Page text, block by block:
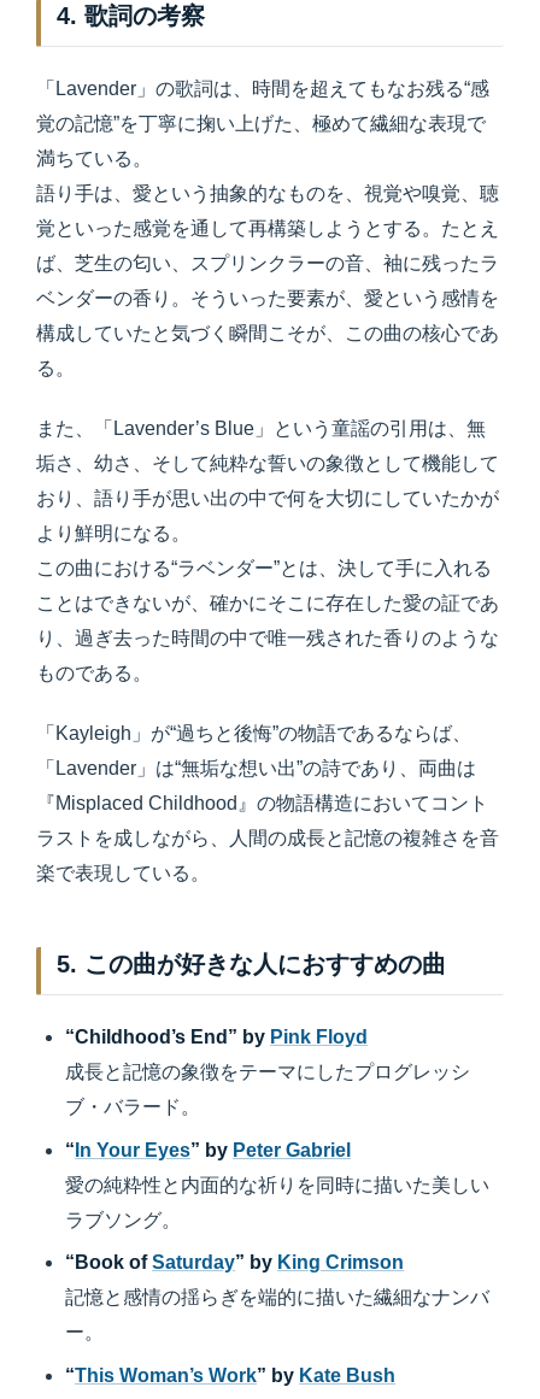
4. 歌詞の考察
「Lavender」の歌詞は、時間を超えてもなお残る“感
覚の記憶”を丁寧に掬い上げた、極めて繊細な表現で
満ちている。
語り手は、愛という抽象的なものを、視覚や嗅覚、聴
覚といった感覚を通して再構築しようとする。たとえ
ば、芝生の匂い、スプリンクラーの音、袖に残ったラ
ベンダーの香り。そういった要素が、愛という感情を
構成していたと気づく瞬間こそが、この曲の核心であ
る。
また、「Lavender’s Blue」という童謡の引用は、無
垢さ、幼さ、そして純粋な誓いの象徴として機能して
おり、語り手が思い出の中で何を大切にしていたかが
より鮮明になる。
この曲における“ラベンダー”とは、決して手に入れる
ことはできないが、確かにそこに存在した愛の証であ
り、過ぎ去った時間の中で唯一残された香りのような
ものである。
「Kayleigh」が“過ちと後悔”の物語であるならば、
「Lavender」は“無垢な想い出”の詩であり、両曲は
『Misplaced Childhood』の物語構造においてコント
ラストを成しながら、人間の成長と記憶の複雑さを音
楽で表現している。
5. この曲が好きな人におすすめの曲
“Childhood’s End” by Pink Floyd
成長と記憶の象徴をテーマにしたプログレッシ
ブ・バラード。
“ In Your Eyes” by Peter Gabriel
愛の純粋性と内面的な祈りを同時に描いた美しい
ラブソング。
“Book ofSaturday” by King Crimson
記憶と感情の揺らぎを端的に描いた繊細なナンバ
ー。
“This Woman’s Work” by Kate Bush